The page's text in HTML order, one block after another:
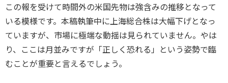
この報を受けて時間外の米国先物は強含みの推移となって
いる模様です。本稿執筆中に上海総合株は大幅下げとなっ
ていますが、市場に極端な動揺は見られていません。やは
り、ここは月並みですが「正しく恐れる」という姿勢で臨
むことが重要と言えるでしょう。